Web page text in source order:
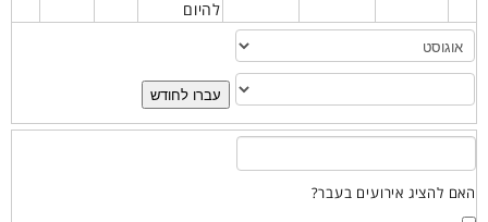
להיום
עברו לחודש
האם להציג אירועים בעבר?